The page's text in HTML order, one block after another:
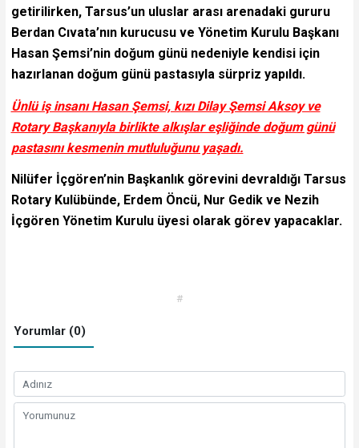
getirilirken, Tarsus’un uluslar arası arenadaki gururu
Berdan Cıvata’nın kurucusu ve Yönetim Kurulu Başkanı
Hasan Şemsi’nin doğum günü nedeniyle kendisi için
hazırlanan doğum günü pastasıyla sürpriz yapıldı.
Ünlü iş insanı Hasan Şemsi, kızı Dilay Şemsi Aksoy ve
Rotary Başkanıyla birlikte alkışlar eşliğinde doğum günü
pastasını kesmenin mutluluğunu yaşadı.
Nilüfer İçgören’nin Başkanlık görevini devraldığı Tarsus
Rotary Kulübünde, Erdem Öncü, Nur Gedik ve Nezih
İçgören Yönetim Kurulu üyesi olarak görev yapacaklar.
#
Yorumlar (0)